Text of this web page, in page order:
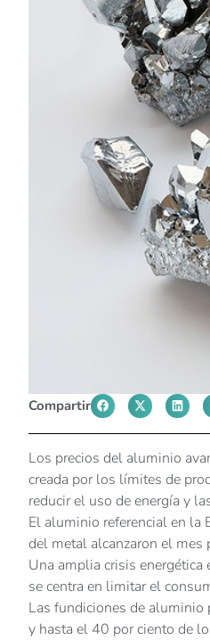
Compartir
Los precios del aluminio
creada por los límites de
reducir el uso de energía y
El aluminio referencial en la
del metal alcanzaron el
Una amplia crisis
se centra en limitar el
Las fundiciones de aluminio
y hasta el 40 por ciento de